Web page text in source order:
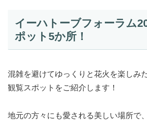
イーハトーブフォーラム
ポット5か所！
混雑を避けてゆっくりと花火を楽しみ
観覧スポットをご紹介します！
地元の方々にも愛される美しい場所で